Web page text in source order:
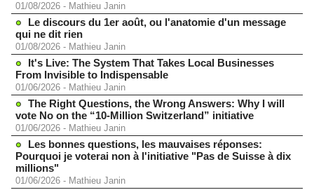
01/08/2026 - Mathieu Janin
Le discours du 1er août, ou l'anatomie d'un message
qui ne dit rien
01/08/2026 - Mathieu Janin
It's Live: The System That Takes Local Businesses
From Invisible to Indispensable
01/06/2026 - Mathieu Janin
The Right Questions, the Wrong Answers: Why I will
vote No on the “10-Million Switzerland” initiative
01/06/2026 - Mathieu Janin
Les bonnes questions, les mauvaises réponses:
Pourquoi je voterai non à l'initiative "Pas de Suisse à dix
millions"
01/06/2026 - Mathieu Janin